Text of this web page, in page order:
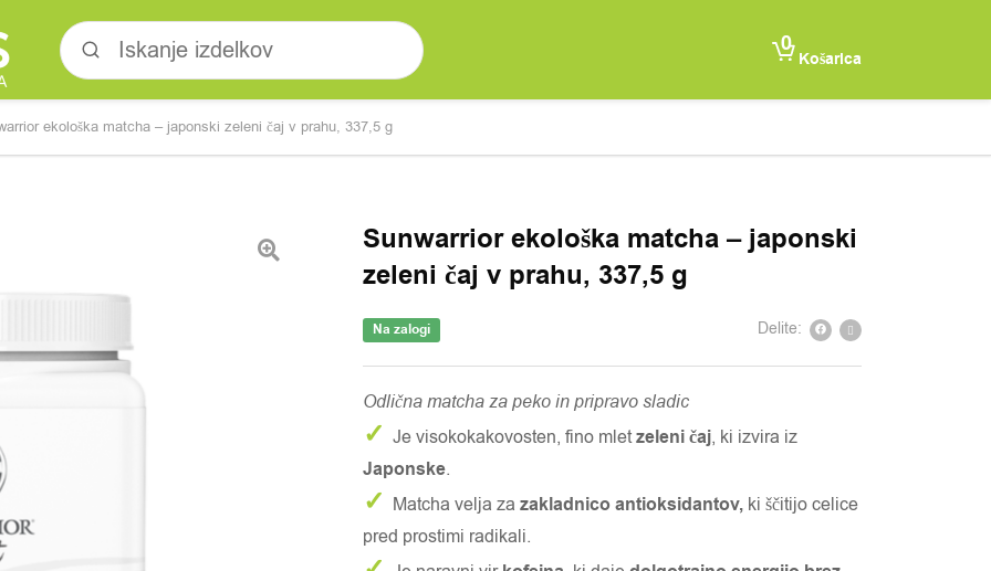
0
Košarica
ekološka matcha – japonski zeleni čaj v prahu, 337,5 g
Sunwarrior ekološka matcha – japonski
zeleni čaj v prahu, 337,5 g
Delite:
Na zalogi
Odlična matcha za peko in pripravo sladic
✓Je visokokakovosten, fino mletzeleni čaj, ki izvira iz
Japonske.
✓ Matcha velja za zakladnico antioksidantov, ki ščitijo celice
pred prostimi radikali.